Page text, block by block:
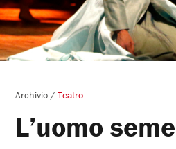
Archivio /Teatro
L’uomo seme